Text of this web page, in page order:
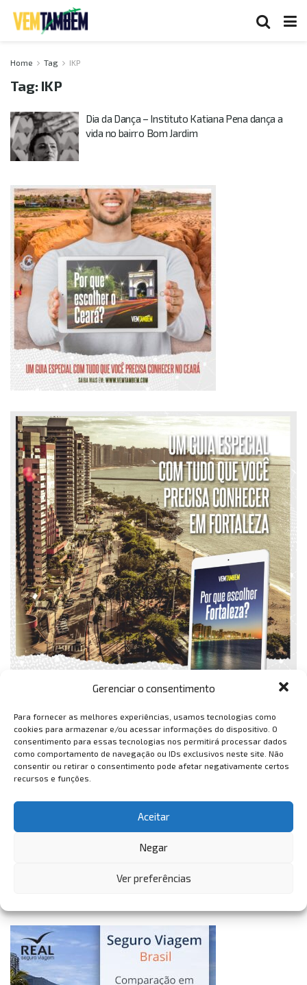
Gerenciar o consentimento
Para fornecer as melhores experiências, usamos tecnologias como
cookies para armazenar e/ou acessar informações do dispositivo. O
consentimento para essas tecnologias nos permitirá processar dados
como comportamento de navegação ou IDs exclusivos neste site. Não
consentir ou retirar o consentimento pode afetar negativamente certos
recursos e funções.
Aceitar
Negar
Ver preferências
Home Tag IKP
Tag: IKP
Dia da Dança – Instituto Katiana Pena dança a
vida no bairro Bom Jardim